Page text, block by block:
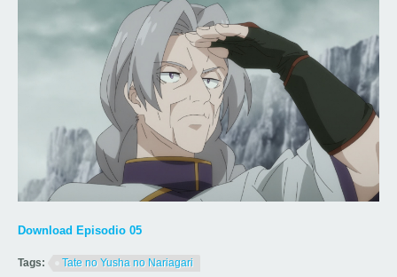
Download Episodio 05
Tags: Tate no Yusha no Nariagari